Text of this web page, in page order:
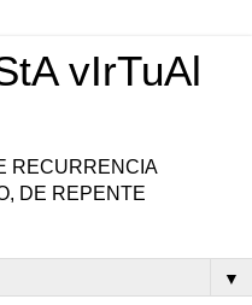
vIrTuAl
RECURRENCIA
DE REPENTE
▼